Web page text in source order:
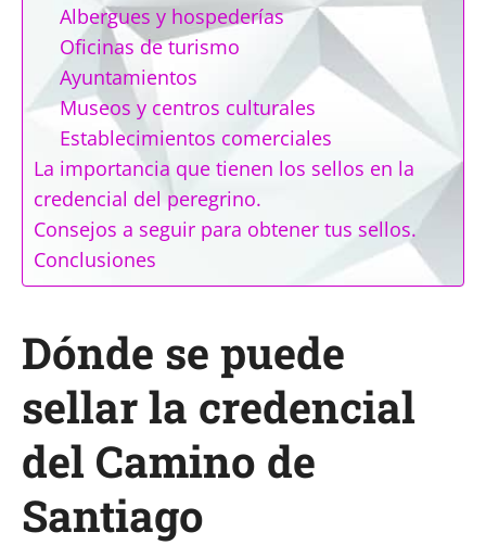
Albergues y hospederías
Oficinas de turismo
Ayuntamientos
Museos y centros culturales
Establecimientos comerciales
La importancia que tienen los sellos en la
credencial del peregrino.
Consejos a seguir para obtener tus sellos.
Conclusiones
Dónde se puede
sellar la credencial
del Camino de
Santiago